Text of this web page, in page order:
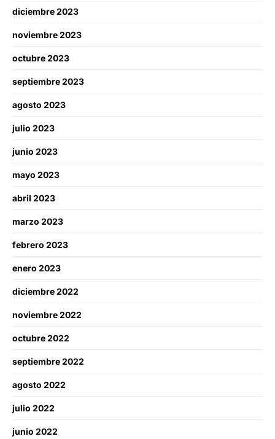
diciembre 2023
noviembre 2023
octubre 2023
septiembre 2023
agosto 2023
julio 2023
junio 2023
mayo 2023
abril 2023
marzo 2023
febrero 2023
enero 2023
diciembre 2022
noviembre 2022
octubre 2022
septiembre 2022
agosto 2022
julio 2022
junio 2022